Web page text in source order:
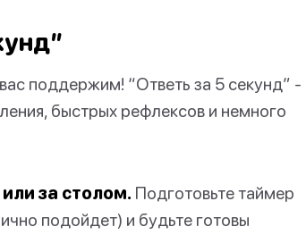
поддержим! “Ответь за 5 секунд” -
быстрых рефлексов и немного
за столом. Подготовьте таймер
подойдет) и будьте готовы